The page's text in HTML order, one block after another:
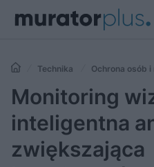
Technika Ochrona osób i
inteligentna analiza obrazu
Monitoring
inteligentna
zwiększająca